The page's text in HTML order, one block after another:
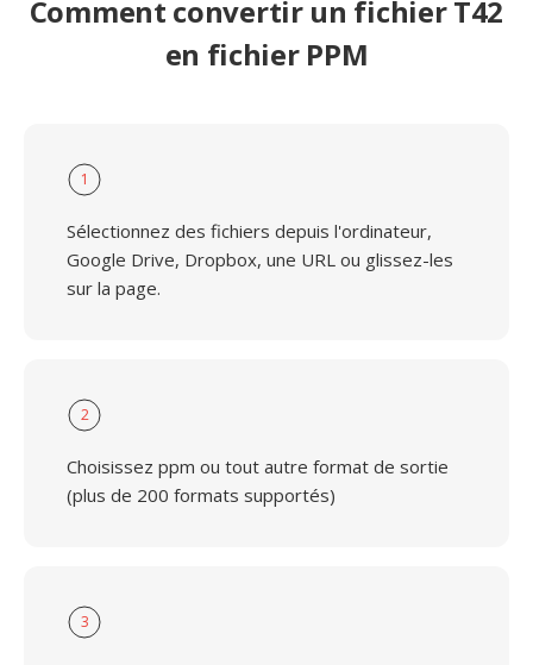
Comment convertir un fichier T42
en fichier PPM
1
Sélectionnez des fichiers depuis l'ordinateur,
Google Drive, Dropbox, une URL ou glissez-les
sur la page.
2
Choisissez ppm ou tout autre format de sortie
(plus de 200 formats supportés)
3